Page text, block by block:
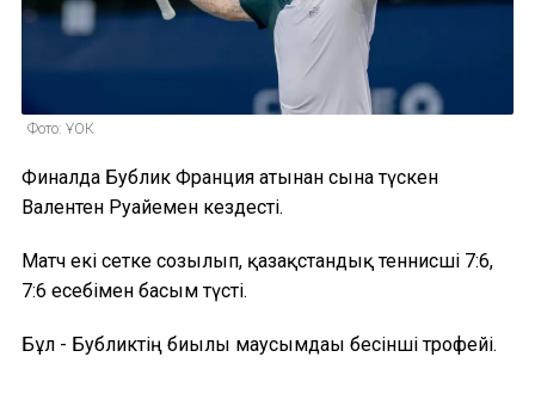
Фото: ҰОК
Финалда Бублик Франция атынан сынға түскен
Валентен Руайемен кездесті.
Матч екі сетке созылып, қазақстандық теннисші 7:6,
7:6 есебімен басым түсті.
Бұл - Бубликтің биылғы маусымдағы бесінші трофейі.